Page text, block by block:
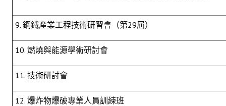
9. 鋼鐵產業工程技術研習會（第29屆）
10. 燃燒與能源學術研討會
11. 技術研討會
12. 爆炸物爆破專業人員訓練班